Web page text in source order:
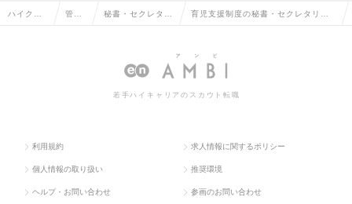
ハイクラ 管理 秘書・セクレタリ 育児支援制度の秘書・セクレタリ
一覧
若手ハイキャリアのスカウト転職
利用規約 求人情報に関するポリシー
個人情報の取り扱い 推奨環境
ヘルプ・お問い合わせ 参画のお問い合わせ